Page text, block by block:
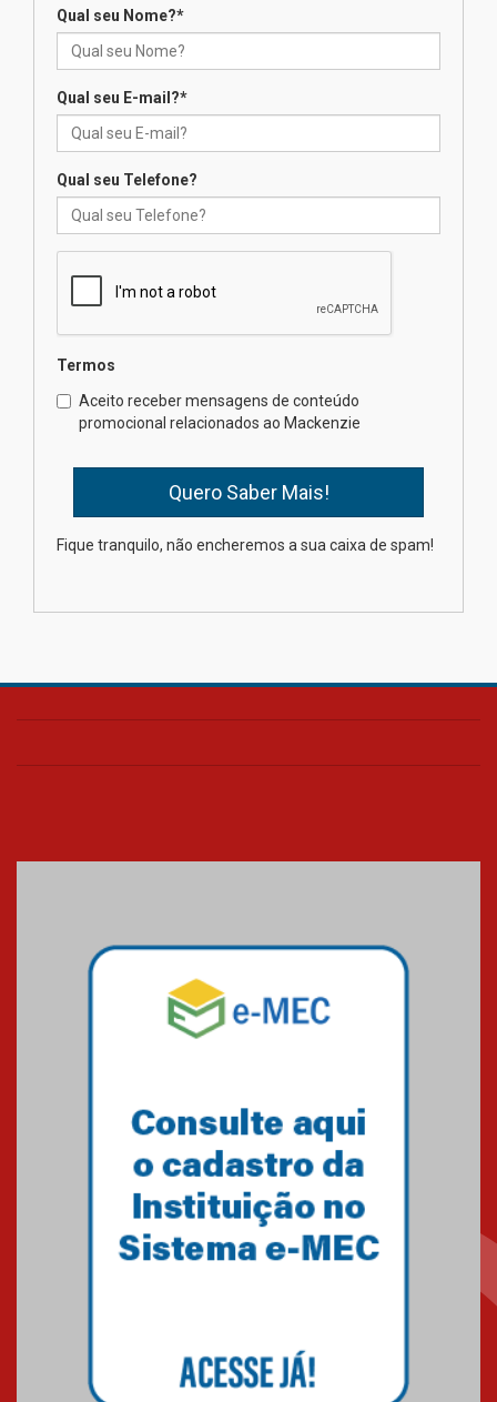
das novas tecnologias em
calouros do segundo semestre
04.08.2026
Brasília prepara seus
estudantes para o PAS antes
mesmo do Ensino Médio
na educação dos filhos além da
Qual seu Nome?*
Qual seu E-mail?*
Qual seu Telefone?
Termos
Aceito receber mensagens de conteúdo
promocional relacionados ao Mackenzie
Fique tranquilo, não encheremos a sua caixa de spam!